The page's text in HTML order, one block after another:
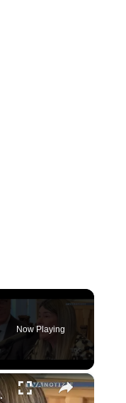
Now Playing
×
Musica” in dirett